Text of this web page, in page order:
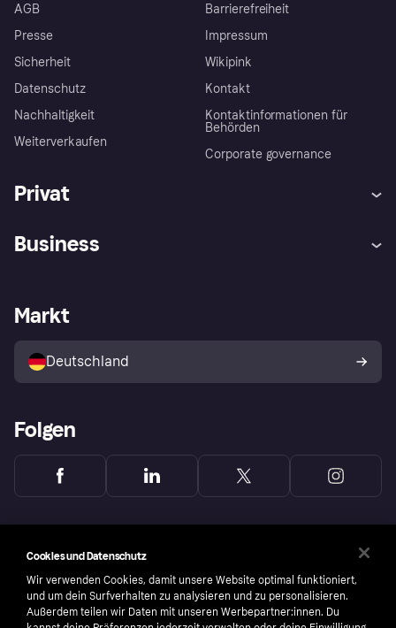
AGB
Presse
Sicherheit
Datenschutz
Nachhaltigkeit
Weiterverkaufen
Barrierefreiheit
Impressum
Wikipink
Kontakt
Kontaktinformationen für
Behörden
Corporate governance
Privat
Klarna App
Shops entdecken
Käuferschutzrichtlinie
Dein Widerrufsrecht
Business
Händlerportal
Markt
Deutschland
Folgen
Cookies und Datenschutz
Wir verwenden Cookies, damit unsere Website optimal funktioniert,
und um dein Surfverhalten zu analysieren und zu personalisieren.
Außerdem teilen wir Daten mit unseren Werbepartner:innen. Du